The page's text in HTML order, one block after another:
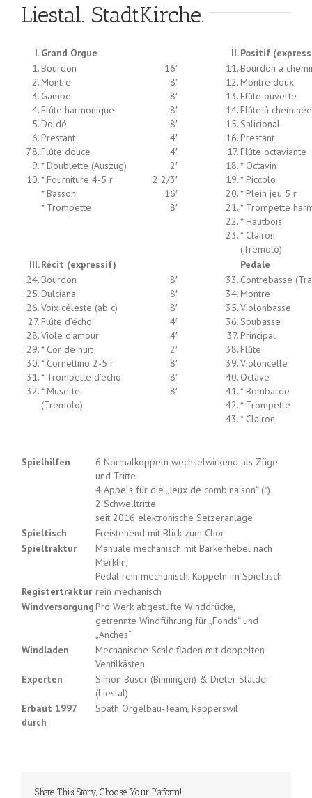
Liestal. StadtKirche.
I.Grand Orgue II.Positif
1.
2.
3.
4.
5.
6.
7.8.
9.
10.
Bourdon
Montre
Gambe
Flûte harmonique
Doldé
Prestant
Flûte douce
* Doublette (Auszug)
* Fourniture 4-5 r
* Basson
* Trompette
16′
8′
8′
8′
8′
4′
4′
2′
2 2/3′
16′
8′
11.
12.
13.
14.
15.
16.
17.
18.
19.
20.
21.
22.
23.
Bourdon à
Montre doux
Flûte ouverte
Flûte à cheminée
Salicional
Prestant
Flûte octaviante
* Octavin
* Piccolo
* Plein jeu 5 r
* Trompette
* Hautbois
* Clairon
(Tremolo)
III.Récit (expressif)
Pedale
24.
25.
26.
27.
28.
29.
30.
31.
32.
Bourdon
Dulciana
Voix céleste (ab c)
Flûte d’écho
Viole d’amour
* Cor de nuit
* Cornettino 2-5 r
* Trompette d’écho
* Musette
(Tremolo)
8′
8′
8′
4′
4′
2′
8′
8′
8′
33.
34.
35.
36.
37.
38.
39.
40.
41.
42.
43.
Contrebasse
Montre
Violonbasse
Soubasse
Principal
Flûte
Violoncelle
Octave
* Bombarde
* Trompette
* Clairon
Spielhilfen
6 Normalkoppeln wechselwirkend als Züge
und Tritte
4 Appels für die „Jeux de combinaison“ (*)
2 Schwelltritte
seit 2016 elektronische Setzeranlage
Spieltisch
Freistehend mit Blick zum Chor
Spieltraktur
Manuale mechanisch mit Barkerhebel nach
Merklin,
Pedal rein mechanisch, Koppeln im Spieltisch
Registertraktur rein mechanisch
WindversorgungPro Werk abgestufte Winddrücke,
getrennte Windführung für „Fonds“ und
„Anches“
Windladen
Mechanische Schleifladen mit doppelten
Ventilkästen
Experten
Simon Buser (Binningen) & Dieter Stalder
(Liestal)
Erbaut 1997
durch
Späth Orgelbau-Team, Rapperswil
Share This Story, Choose Your Platform!